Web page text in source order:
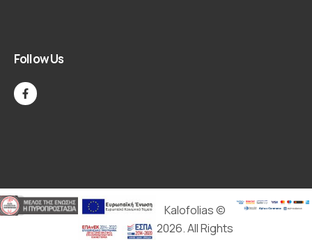
Follow Us
Kalofolias ©
2026. All Rights